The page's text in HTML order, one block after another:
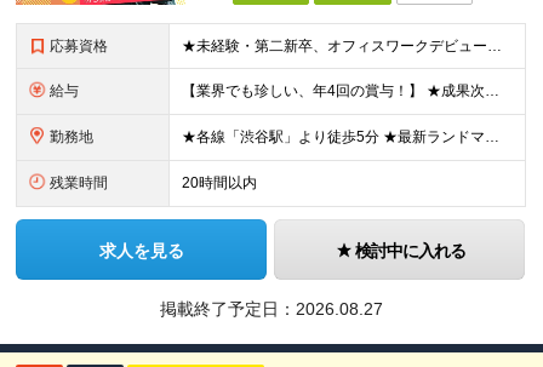
応募資格 ★未経験・第二新卒、オフィスワークデビュー大歓迎 ★平均年齢は28.6歳！ ★20代の若手メンバーが中心になって活躍している職場です！ ●学歴不問 ※35歳以下の方（若年層の長期キャリア形成） ★こ
給与 【業界でも珍しい、年4回の賞与！】 ★成果次第でスピード昇給可 →20代で年収700万〜900万超も！ ■未経験：月給26〜30万円＋賞与年4回（業績による）＋各種手当 ※経験・スキルを考慮して決定
勤務地 ★各線「渋谷駅」より徒歩5分 ★最新ランドマークオフィスです！ ★転勤はありません 【本社】 東京都渋谷区道玄坂2-25-12 道玄坂通 dogenzaka-dori 5階 ※(変更の範囲)上記を除
残業時間 20時間以内
求人を見る 検討中に入れる
掲載終了予定日： 2026.08.27